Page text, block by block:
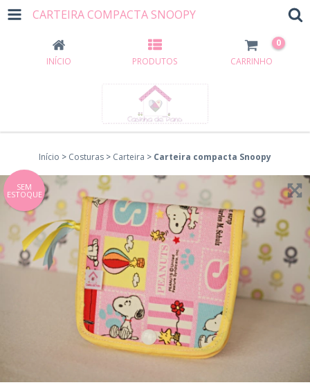
CARTEIRA COMPACTA SNOOPY
INÍCIO PRODUTOS CARRINHO
0
Início > Costuras > Carteira > Carteira compacta Snoopy
SEM
ESTOQUE